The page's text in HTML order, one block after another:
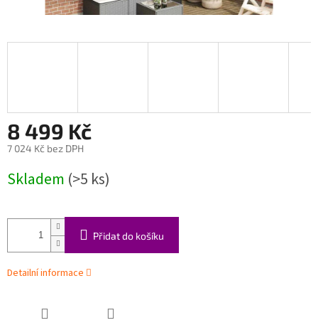
8 499 Kč
7 024 Kč bez DPH
cena:
Skladem (>5 ks)
Přidat do košíku
Detailní informace